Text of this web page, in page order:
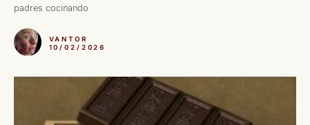
padres cocinando
VANTOR
10/02/2026